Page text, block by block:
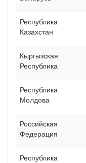
Республика
Казахстан
Кыргызская
Республика
Республика
Молдова
Российская
Федерация
Республика